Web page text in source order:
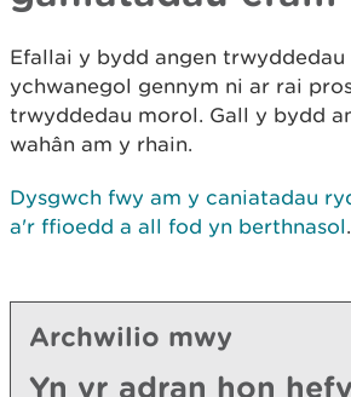
Efallai y bydd angen trwyddedau
ychwanegol gennym ni ar rai
trwyddedau morol. Gall y bydd
wahân am y rhain.
Dysgwch fwy am y caniatadau
a'r ffioedd a all fod yn berthnasol.
Archwilio mwy
Yn yr adran hon